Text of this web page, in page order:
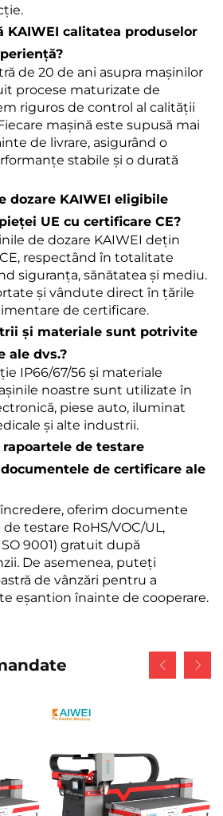
KAIWEI calitatea produselor
de 20 de ani asupra mașinilor
procese maturizate de
riguros de control al calității
mașină este supusă mai
de livrare, asigurând o
stabile și o durată
dozare KAIWEI eligibile
UE cu certificare CE?
de dozare KAIWEI dețin
respectând în totalitate
siguranța, sănătatea și mediu.
și vândute direct în țările
de certificare.
și materiale sunt potrivite
ale dvs.?
IP66/67/56 și materiale
noastre sunt utilizate în
piese auto, iluminat
și alte industrii.
de testare
documentele de certificare ale
încredere, oferim documente
testare RoHS/VOC/UL,
9001) gratuit după
De asemenea, puteți
de vânzări pentru a
eșantion înainte de cooperare.